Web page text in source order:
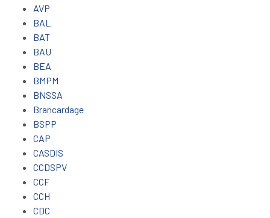
AVP
BAL
BAT
BAU
BEA
BMPM
BNSSA
Brancardage
BSPP
CAP
CASDIS
CCDSPV
CCF
CCH
CDC